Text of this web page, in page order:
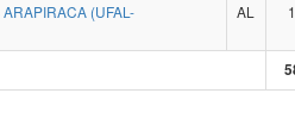
(UFAL-
AL 1